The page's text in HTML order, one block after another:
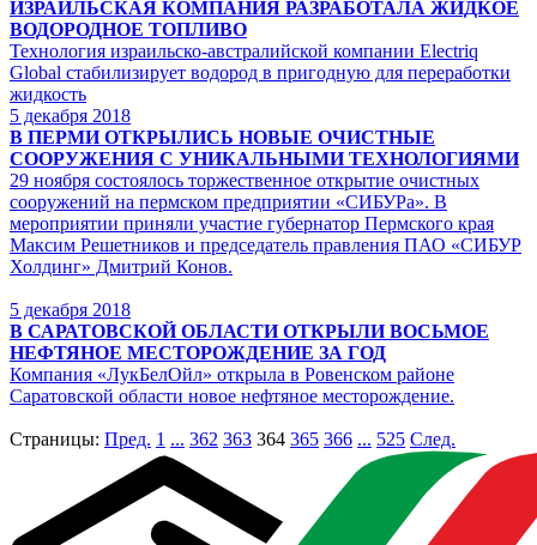
ИЗРАИЛЬСКАЯ КОМПАНИЯ РАЗРАБОТАЛА ЖИДКОЕ
ВОДОРОДНОЕ ТОПЛИВО
Технология израильско-австралийской компании Electriq
Global стабилизирует водород в пригодную для переработки
жидкость
5 декабря 2018
В ПЕРМИ ОТКРЫЛИСЬ НОВЫЕ ОЧИСТНЫЕ
СООРУЖЕНИЯ С УНИКАЛЬНЫМИ ТЕХНОЛОГИЯМИ
29 ноября состоялось торжественное открытие очистных
сооружений на пермском предприятии «СИБУРа». В
мероприятии приняли участие губернатор Пермского края
Максим Решетников и председатель правления ПАО «СИБУР
Холдинг» Дмитрий Конов.
5 декабря 2018
В САРАТОВСКОЙ ОБЛАСТИ ОТКРЫЛИ ВОСЬМОЕ
НЕФТЯНОЕ МЕСТОРОЖДЕНИЕ ЗА ГОД
Компания «ЛукБелОйл» открыла в Ровенском районе
Саратовской области новое нефтяное месторождение.
Страницы: Пред. 1 ... 362 363 364 365 366 ... 525 След.